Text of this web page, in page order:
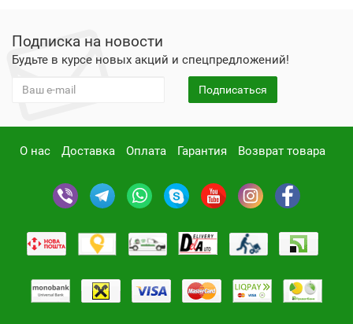
Подписка на новости
Будьте в курсе новых акций и спецпредложений!
Подписаться
О нас Доставка Оплата Гарантия Возврат товара